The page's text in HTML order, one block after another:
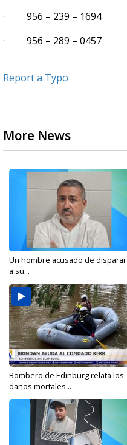
· 956 – 239 – 1694
· 956 – 289 – 0457
Report a Typo
More News
Un hombre acusado de disparar
a su...
Bombero de Edinburg relata los
daños mortales...